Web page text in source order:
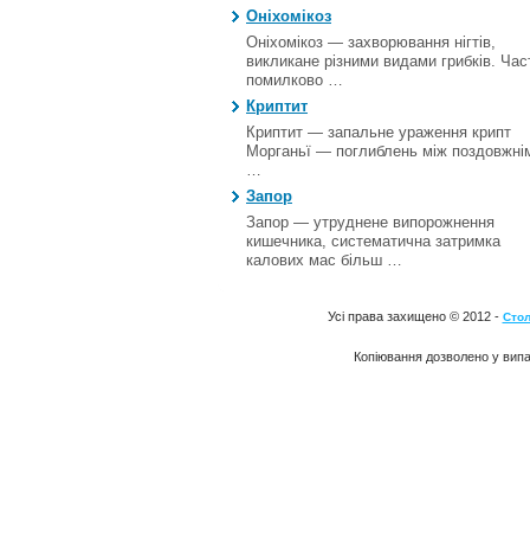
Оніхомікоз
Оніхомікоз — захворювання нігтів,
викликане різними видами грибків.
помилково …
Криптит
Криптит — запальне ураження крипт
Морганьї — поглиблень між
…
Запор
Запор — утруднене випорожнення
кишечника, систематична затримка
калових мас більш …
Усі права захищено © 2012 -
Копіювання дозволено у